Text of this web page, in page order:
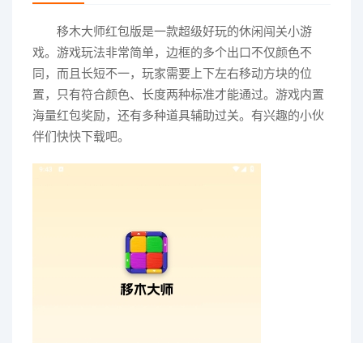
移木大师红包版是一款超级好玩的休闲闯关小游
戏。游戏玩法非常简单，边框的多个出口不仅颜色不
同，而且长短不一，玩家需要上下左右移动方块的位
置，只有符合颜色、长度两种标准才能通过。游戏内置
海量红包奖励，还有多种道具辅助过关。有兴趣的小伙
伴们快快下载吧。